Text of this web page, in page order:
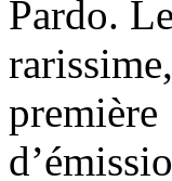
Pardo.